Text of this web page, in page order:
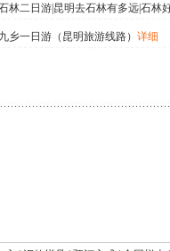
林二日游|昆明去石林有多远|石林
详细
九乡一日游（昆明旅游线路）